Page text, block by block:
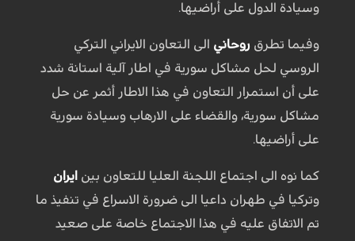
وسيادة الدول على أراضيها.
وفيما تطرق روحاني الى التعاون الايراني التركي
الروسي لحل مشاكل سورية في اطار آلية استانة شدد
على أن استمرار التعاون في هذا الاطار أثمر عن حل
مشاكل سورية، والقضاء على الارهاب وسيادة سورية
على أراضيها.
كما نوه الى اجتماع اللجنة العليا للتعاون بين ايران
وتركيا في طهران داعيا الى ضرورة الاسراع في تنفيذ ما
تم الاتفاق عليه في هذا الاجتماع خاصة على صعيد